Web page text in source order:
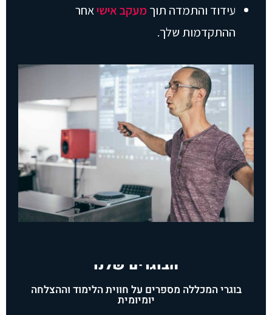
עידוד והתמדה תוך מעקב אישיאחר
ההתקדמות שלך.
הבוגרים שלנו
בוגרי המכללה מספרים על חווית הלימוד וההצלחה
יומיומית